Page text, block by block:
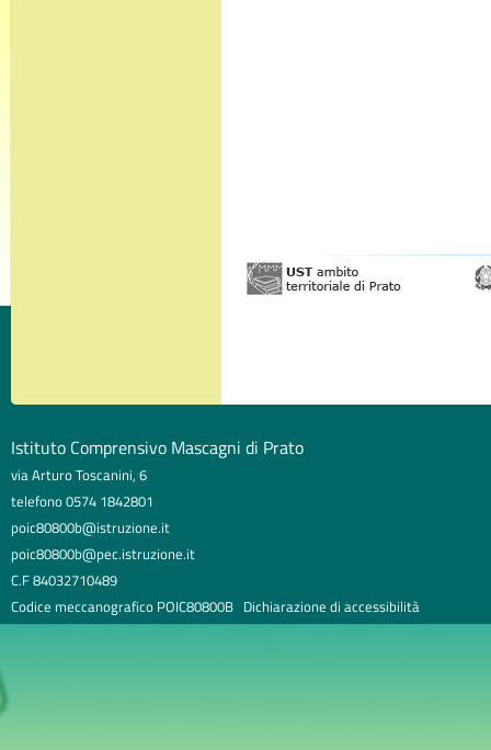
Istituto Comprensivo Mascagni di Prato
via Arturo Toscanini, 6
telefono 0574 1842801
poic80800b@istruzione.it
poic80800b@pec.istruzione.it
C.F 84032710489
Codice meccanografico POIC80800B Dichiarazione di accessibilità